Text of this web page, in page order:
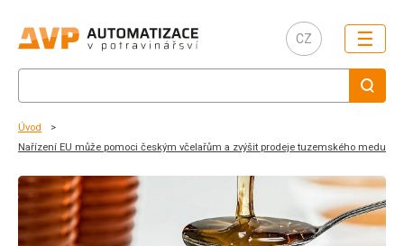
CZ ☰
Úvod
Nařízení EU může pomoci českým včelařům a zvýšit prodeje tuzemského medu